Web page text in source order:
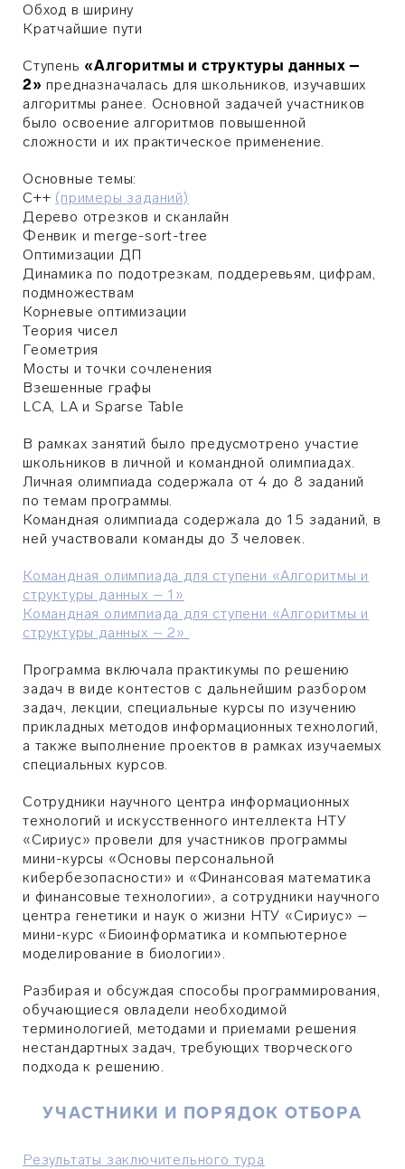
Обход в ширину
Кратчайшие пути
Ступень «Алгоритмы и структуры данных –
2» предназначалась для школьников, изучавших
алгоритмы ранее. Основной задачей участников
было освоение алгоритмов повышенной
сложности и их практическое применение.
Основные темы:
C++ (примеры заданий)
Дерево отрезков и сканлайн
Фенвик и merge-sort-tree
Оптимизации ДП
Динамика по подотрезкам, поддеревьям, цифрам,
подмножествам
Корневые оптимизации
Теория чисел
Геометрия
Мосты и точки сочленения
Взешенные графы
LCA, LA и Sparse Table
В рамках занятий было предусмотрено участие
школьников в личной и командной олимпиадах.
Личная олимпиада содержала от 4 до 8 заданий
по темам программы.
Командная олимпиада содержала до 15 заданий, в
ней участвовали команды до 3 человек.
Командная олимпиада для ступени «Алгоритмы и
структуры данных – 1»
Командная олимпиада для ступени «Алгоритмы и
структуры данных – 2»
Программа включала практикумы по решению
задач в виде контестов с дальнейшим разбором
задач, лекции, специальные курсы по изучению
прикладных методов информационных технологий,
а также выполнение проектов в рамках изучаемых
специальных курсов.
Сотрудники научного центра информационных
технологий и искусственного интеллекта НТУ
«Сириус» провели для участников программы
мини-курсы «Основы персональной
кибербезопасности» и «Финансовая математика
и финансовые технологии», а сотрудники научного
центра генетики и наук о жизни НТУ «Сириус» –
мини-курс «Биоинформатика и компьютерное
моделирование в биологии».
Разбирая и обсуждая способы программирования,
обучающиеся овладели необходимой
терминологией, методами и приемами решения
нестандартных задач, требующих творческого
подхода к решению.
УЧАСТНИКИ И ПОРЯДОК ОТБОРА
Результаты заключительного тура